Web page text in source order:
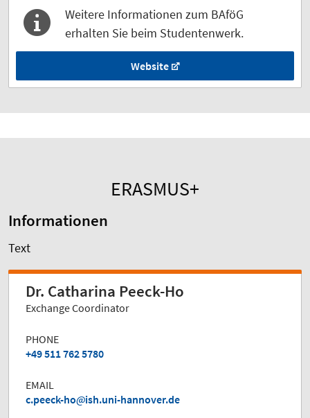
Weitere Informationen zum BAföG
erhalten Sie beim Studentenwerk.
Website
ERASMUS+
Informationen
Text
Dr. Catharina Peeck-Ho
Exchange Coordinator
PHONE
+49 511 762 5780
EMAIL
c.peeck-ho
ish.uni-hannover.de